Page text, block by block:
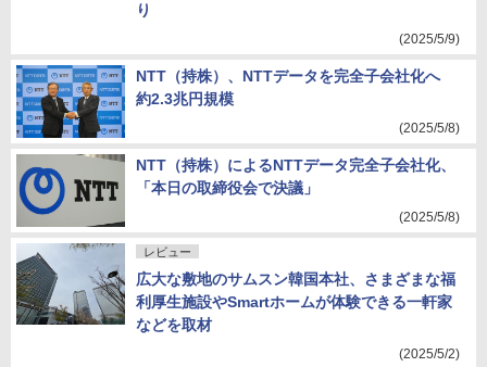
り
(2025/5/9)
NTT（持株）、NTTデータを完全子会社化へ
約2.3兆円規模
(2025/5/8)
NTT（持株）によるNTTデータ完全子会社化、
「本日の取締役会で決議」
(2025/5/8)
レビュー
広大な敷地のサムスン韓国本社、さまざまな福
利厚生施設やSmartホームが体験できる一軒家
などを取材
(2025/5/2)